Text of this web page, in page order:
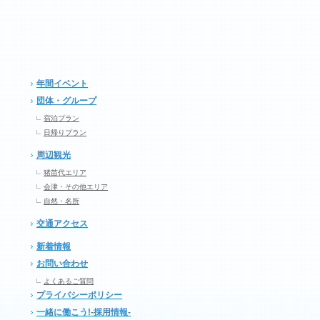
年間イベント
団体・グループ
宿泊プラン
日帰りプラン
周辺観光
猪苗代エリア
会津・その他エリア
自然・名所
交通アクセス
新着情報
お問い合わせ
よくあるご質問
プライバシーポリシー
一緒に働こう!-採用情報-